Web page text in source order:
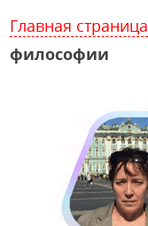
Главная страница
философии